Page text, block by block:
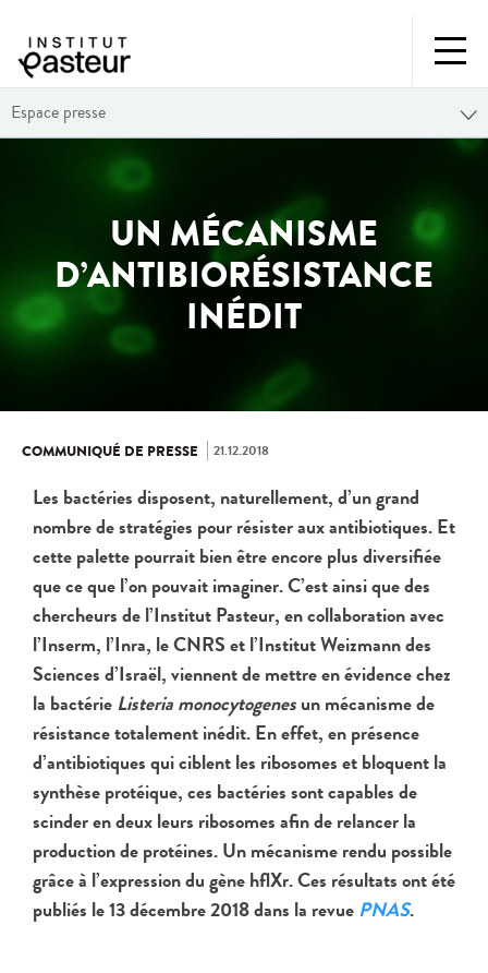
Espace presse
UN MÉCANISME
D’ANTIBIORÉSISTANCE
INÉDIT
COMMUNIQUÉ DE PRESSE 21.12.2018
Les bactéries disposent, naturellement, d’un grand
nombre de stratégies pour résister aux antibiotiques. Et
cette palette pourrait bien être encore plus diversifiée
que ce que l’on pouvait imaginer. C’est ainsi que des
chercheurs de l’Institut Pasteur, en collaboration avec
l’Inserm, l’Inra, le CNRS et l’Institut Weizmann des
Sciences d’Israël, viennent de mettre en évidence chez
la bactérieListeria monocytogenesun mécanisme de
résistance totalement inédit. En effet, en présence
d’antibiotiques qui ciblent les ribosomes et bloquent la
synthèse protéique, ces bactéries sont capables de
scinder en deux leurs ribosomes afin de relancer la
production de protéines. Un mécanisme rendu possible
grâce à l’expression du gène hflXr. Ces résultats ont été
publiés le 13 décembre 2018 dans la revuePNAS.